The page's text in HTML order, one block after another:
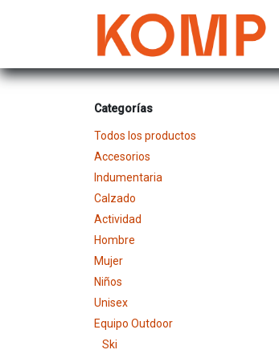
Categorías
Todos los productos
Accesorios
Indumentaria
Calzado
Actividad
Hombre
Mujer
Niños
Unisex
Equipo Outdoor
Ski